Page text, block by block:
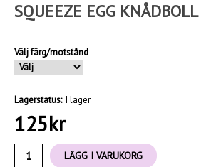
SQUEEZE EGG KNÅDBOLL
Välj färg/motstånd
Lagerstatus: I lager
125kr
LÄGG I VARUKORG